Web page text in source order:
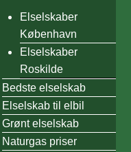
Elselskaber
København
Elselskaber
Roskilde
Bedste elselskab
Elselskab til elbil
Grønt elselskab
Naturgas priser